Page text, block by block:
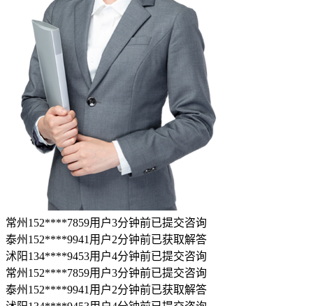
常州152****7859用户3分钟前已提交咨询
泰州152****9941用户2分钟前已获取解答
沭阳134****9453用户4分钟前已提交咨询
常州152****7859用户3分钟前已提交咨询
泰州152****9941用户2分钟前已获取解答
沭阳134****9453用户4分钟前已提交咨询
常州152****7859用户3分钟前已提交咨询
泰州152****9941用户2分钟前已获取解答
沭阳134****9453用户4分钟前已提交咨询
立即咨询 (问题解决率99%) 推荐使用
继续换一换
短信验证码登录
账号密码登录